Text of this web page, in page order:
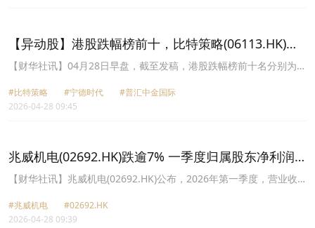
【异动股】港股跌幅榜前十，比特策略(06113.HK)跌
9.29%，宁德时代(03750.HK)跌8.44%
【财华社讯】04月28日早盘，截至发稿，港股跌幅榜前十名分别为比
汇中金国际(00997.HK)跌幅8.33%、南方两倍做空英伟达-
U(09388.HK)跌幅8.31%、国美零售(00493.HK)跌幅7.14%、帝王国
6.09%、兆威机电(02692.HK)跌幅5.46%。
#比特策略 #宁德时代
#普汇中金国际
2026-04-28 09:45
兆威机电(02692.HK)跌逾7% 一季度归属股东净利润
同比减少25.15%
​【财华社讯】兆威机电(02692.HK)公布，2026年第一季度，营业收
的净利润约4095.17万元，同比减少25.15%；基本每股收益0.17元。
截止发稿，兆威机电跌7.26%，报62.0港元。
#兆威机电
#02692.HK
2026-04-28 09:39